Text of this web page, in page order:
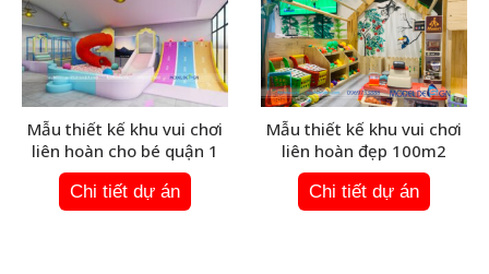
Mẫu thiết kế khu vui chơi
liên hoàn cho bé quận 1
Chi tiết dự án
Mẫu thiết kế khu vui chơi
liên hoàn đẹp 100m2
Chi tiết dự án